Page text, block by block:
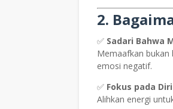
2.
✅ Sadari Bahwa
Memaafkan bukan
emosi negatif.
✅ Fokus pada
Alihkan energi